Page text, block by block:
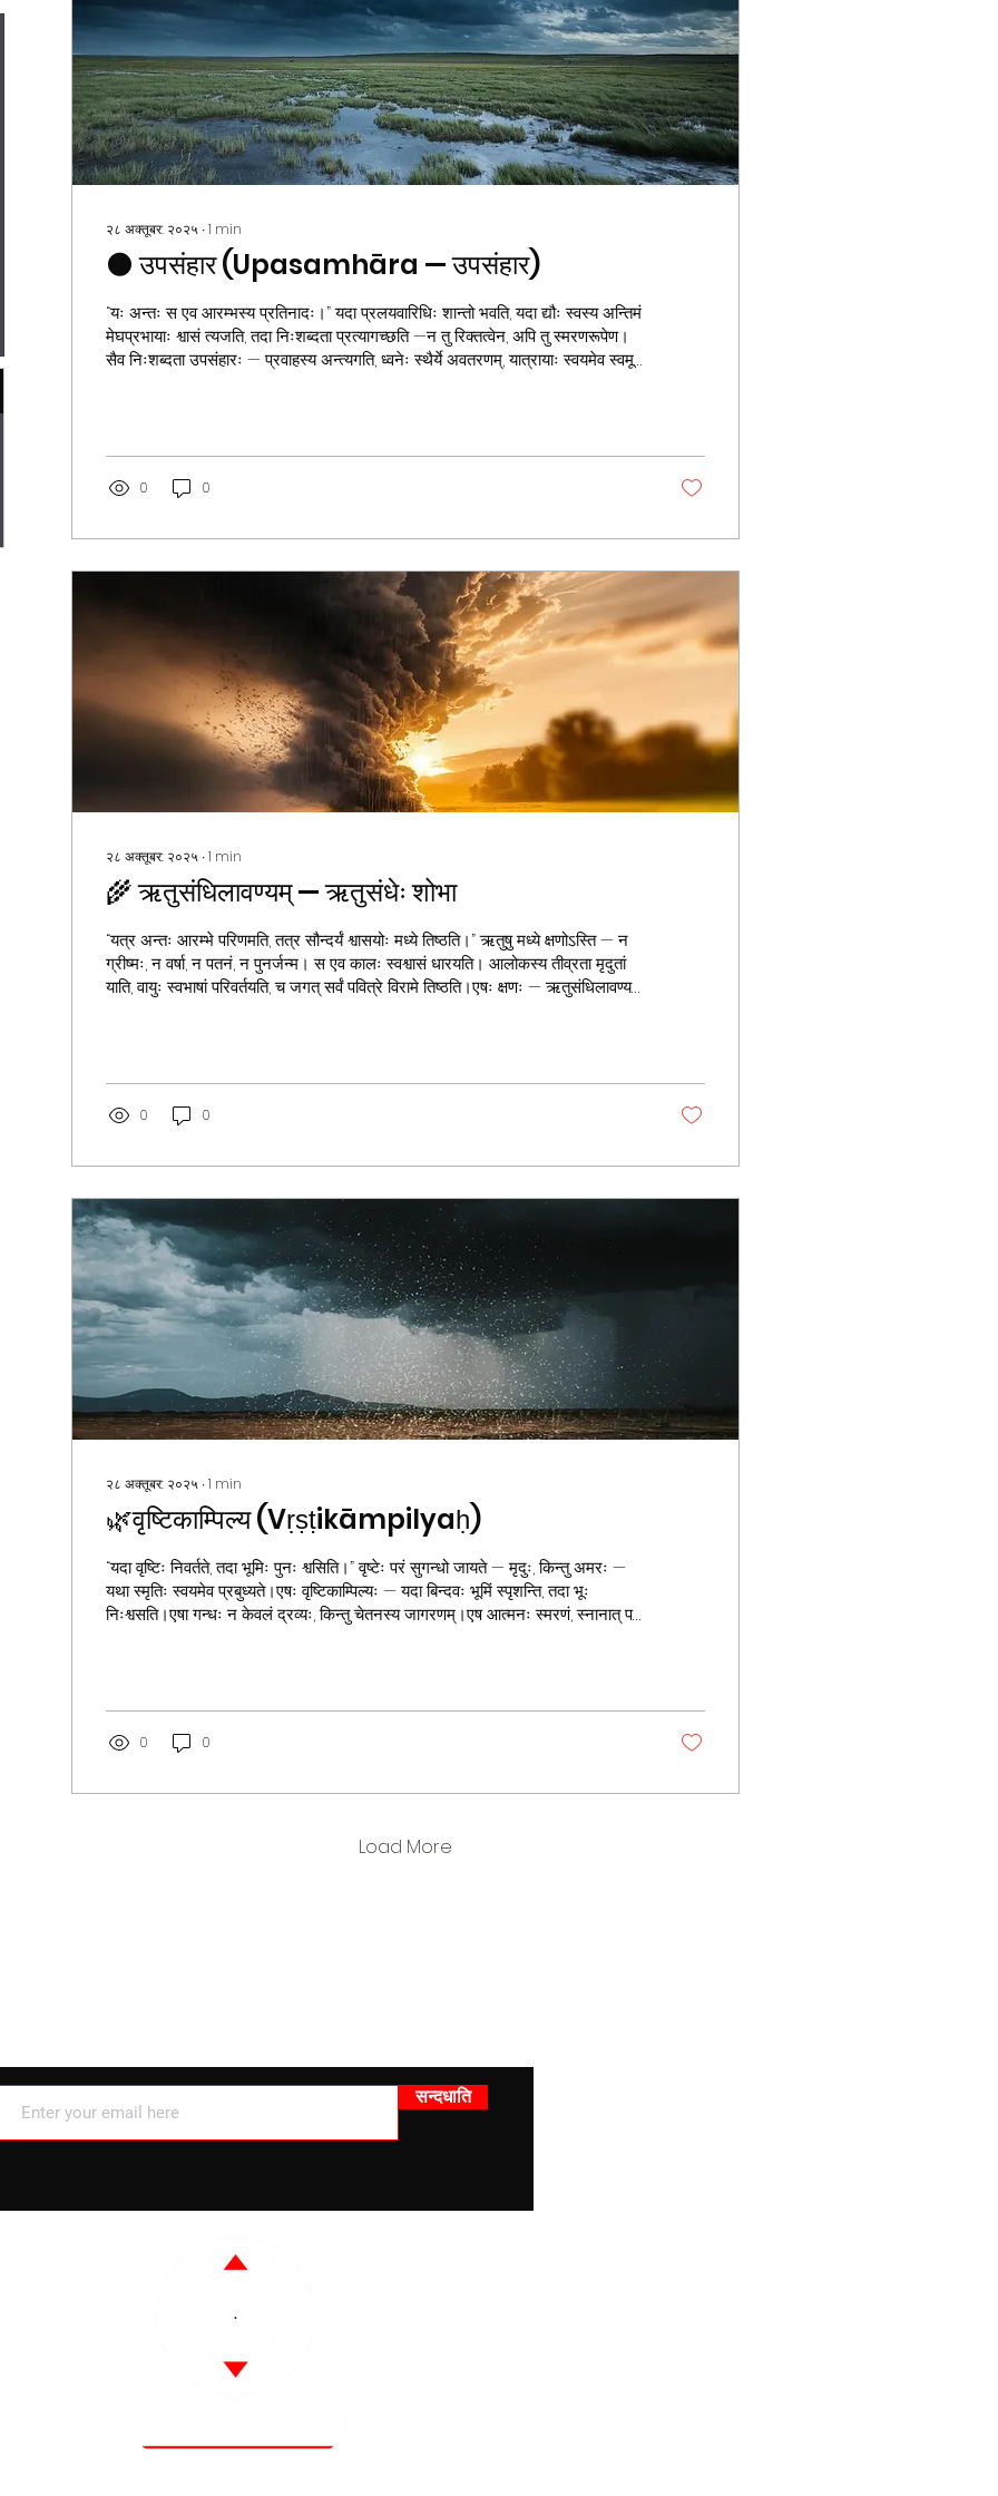
२८ अक्तूबर: २०२५ ∙1 min
🌑 उपसंहार (Upasamhāra — उपसंहार)
“यः अन्तः स एव आरम्भस्य प्रतिनादः।” यदा प्रलयवारिधिः शान्तो भवति, यदा द्यौः स्वस्य अन्तिमं
मेघप्रभायाः श्वासं त्यजति, तदा निःशब्दता प्रत्यागच्छति —न तु रिक्तत्वेन, अपि तु स्मरणरूपेण।
सैव निःशब्दता उपसंहारः — प्रवाहस्य अन्त्यगति, ध्वनेः स्थैर्ये अवतरणम्, यात्रायाः स्वयमेव स्वमूले
0 0
२८ अक्तूबर: २०२५ ∙1 min
🌾 ऋतुसंधिलावण्यम् — ऋतुसंधेः शोभा
“यत्र अन्तः आरम्भे परिणमति, तत्र सौन्दर्यं श्वासयोः मध्ये तिष्ठति।” ऋतुषु मध्ये क्षणोऽस्ति — न
ग्रीष्मः, न वर्षा, न पतनं, न पुनर्जन्म। स एव कालः स्वश्वासं धारयति। आलोकस्य तीव्रता मृदुतां
याति, वायुः स्वभाषां परिवर्तयति, च जगत् सर्वं पवित्रे विरामे तिष्ठति।एषः क्षणः — ऋतुसंधिलावण्यम्
0 0
२८ अक्तूबर: २०२५ ∙1 min
🌿वृष्टिकाम्पिल्य (Vṛṣṭikāmpilyaḥ)
“यदा वृष्टिः निवर्तते, तदा भूमिः पुनः श्वसिति।” वृष्टेः परं सुगन्धो जायते — मृदुः, किन्तु अमरः —
यथा स्मृतिः स्वयमेव प्रबुध्यते।एषः वृष्टिकाम्पिल्यः — यदा बिन्दवः भूमिं स्पृशन्ति, तदा भूः
निःश्वसति।एषा गन्धः न केवलं द्रव्यः, किन्तु चेतनस्य जागरणम्।एष आत्मनः स्मरणं, स्नानात् परं
0 0
Load More
सन्दधाति